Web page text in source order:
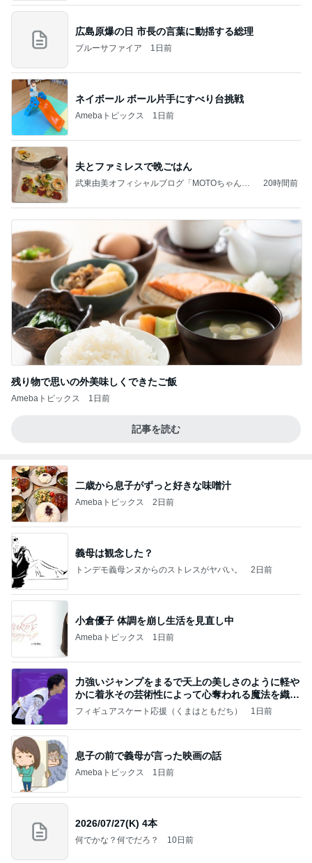
広島原爆の日 市長の言葉に動揺する総理
ブルーサファイア 1日前
ネイボール ボール片手にすべり台挑戦
Amebaトピックス 1日前
夫とファミレスで晩ごはん
武東由美オフィシャルブログ「MOTOちゃんと
20時間前
残り物で思いの外美味しくできたご飯
Amebaトピックス 1日前
記事を読む
二歳から息子がずっと好きな味噌汁
Amebaトピックス 2日前
義母は観念した？
トンデモ義母ンヌからのストレスがヤバい。 2日前
小倉優子 体調を崩し生活を見直し中
Amebaトピックス 1日前
力強いジャンプをまるで天上の美しさのように軽や
かに着氷その芸術性によって心奪われる魔法を織り
なす
フィギュアスケート応援（くまはともだち） 1日前
息子の前で義母が言った映画の話
Amebaトピックス 1日前
2026/07/27(K) 4本
何でかな？何でだろ？ 10日前